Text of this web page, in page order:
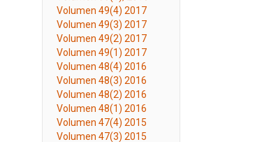
Volumen 49(4) 2017
Volumen 49(3) 2017
Volumen 49(2) 2017
Volumen 49(1) 2017
Volumen 48(4) 2016
Volumen 48(3) 2016
Volumen 48(2) 2016
Volumen 48(1) 2016
Volumen 47(4) 2015
Volumen 47(3) 2015